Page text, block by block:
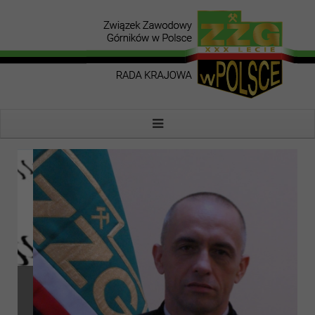
JACEK WANDZEL -
SZEF ZZG W